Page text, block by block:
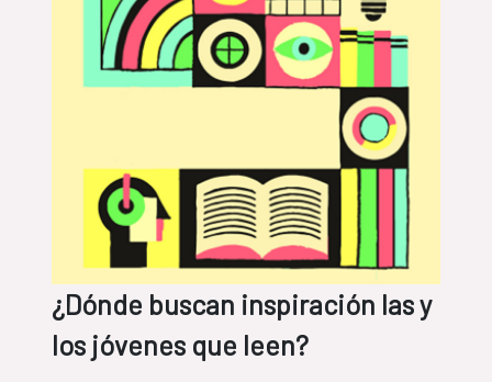
¿Dónde buscan inspiración las y
los jóvenes que leen?